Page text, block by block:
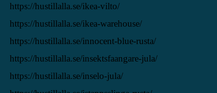
https://hustillalla.se/ikea-vilto/
https://hustillalla.se/ikea-warehouse/
https://hustillalla.se/innocent-blue-rusta/
https://hustillalla.se/insektsfaangare-jula/
https://hustillalla.se/inselo-jula/